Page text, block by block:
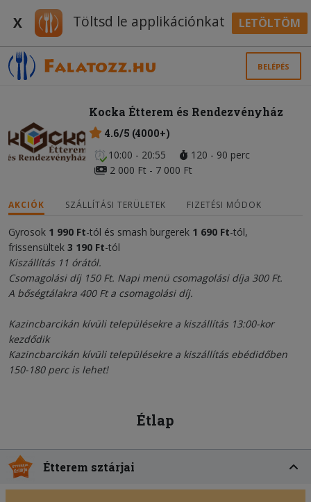
X Töltsd le applikációnkat LETÖLTÖM
BELÉPÉS
Kocka Étterem és Rendezvényház
4.6/5 (4000+)
10:00 - 20:55
120 - 90 perc
2 000 Ft - 7 000 Ft
AKCIÓK SZÁLLÍTÁSI TERÜLETEK FIZETÉSI MÓDOK
Gyrosok 1 990 Ft-tól és smash burgerek 1 690 Ft-tól,
frissensültek 3 190 Ft-tól
Kiszállítás 11 órától.
Csomagolási díj 150 Ft. Napi menü csomagolási díja 300 Ft.
A bőségtálakra 400 Ft a csomagolási díj.
Kazincbarcikán kívüli településekre a kiszállítás 13:00-kor
kezdődik
Kazincbarcikán kívüli településekre a kiszállítás ebédidőben
150-180 perc is lehet!
Étlap
Étterem sztárjai